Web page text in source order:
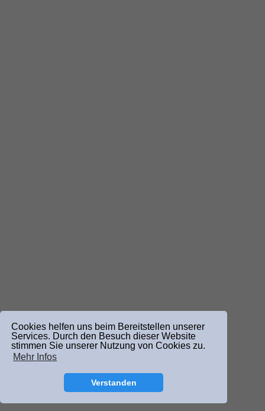
Cookies helfen uns beim Bereitstellen unserer
Services. Durch den Besuch dieser Website
stimmen Sie unserer Nutzung von Cookies zu.
Mehr Infos
Verstanden